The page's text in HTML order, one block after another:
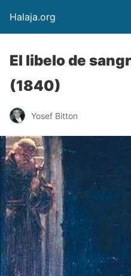
Halaja.org
El libelo de
(1840)
Yosef Bitton